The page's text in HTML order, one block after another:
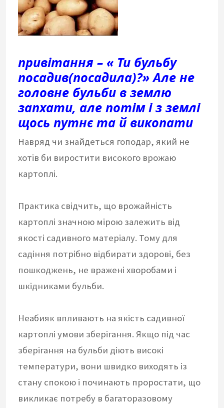
привітання – « Ти бульбу
посадив(посадила)?» Але не
головне бульби в землю
запхати, але потім і з землі
щось путнє та й викопати
Навряд чи знайдеться гоподар, який не
хотів би виростити високого врожаю
картоплі.
Практика свідчить, що врожайність
картоплі значною мірою залежить від
якості садивного матеріалу. Тому для
садіння потрібно відбирати здорові, без
пошкоджень, не вражені хворобами і
шкідниками бульби.
Неабияк впливають на якість садивної
картоплі умови зберігання. Якщо під час
зберігання на бульби діють високі
температури, вони швидко виходять із
стану спокою і починають проростати, що
викликає потребу в багаторазовому